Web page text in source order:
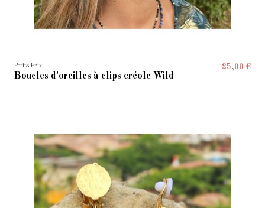
Petits Prix
Boucles d'oreilles à clips créole Wild
25,00 €